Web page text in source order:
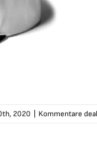
2020 Kommentare